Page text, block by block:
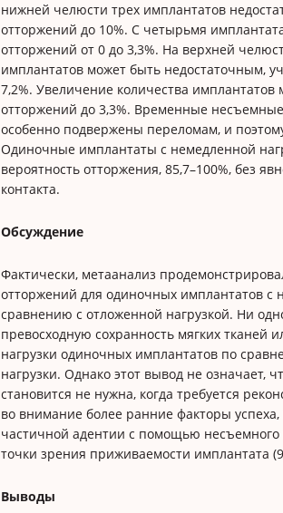
нижней челюсти трех имплантатов
отторжений до 10%. С четырьмя
отторжений от 0 до 3,3%. На верхней
имплантатов может быть недостаточным,
7,2%. Увеличение количества имплантатов
отторжений до 3,3%. Временные
особенно подвержены переломам, и
Одиночные имплантаты с немедленной
вероятность отторжения, 85,7–100%, без
контакта.
Обсуждение
Фактически, метаанализ
отторжений для одиночных имплантатов с
сравнению с отложенной нагрузкой. Ни
превосходную сохранность мягких тканей
нагрузки одиночных имплантатов по
нагрузки. Однако этот вывод не означает,
становится не нужна, когда требуется
во внимание более ранние факторы
частичной адентии с помощью несъемного
точки зрения приживаемости имплантата
Выводы